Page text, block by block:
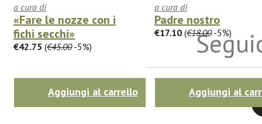
a cura di
«Fare le nozze con i
fichi secchi»
€42.75 (€45.00-5%)
Aggiungi al carrello
a cura di
Padre nostro
€17.10 (€18.00-5%)
Aggiungi al